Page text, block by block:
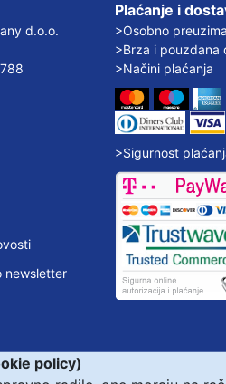
d.o.o.
newsletter
Plaćanje i
>Osobno
>Brza i pouzdana
>Načini plaćanja
>Sigurnost
policy)